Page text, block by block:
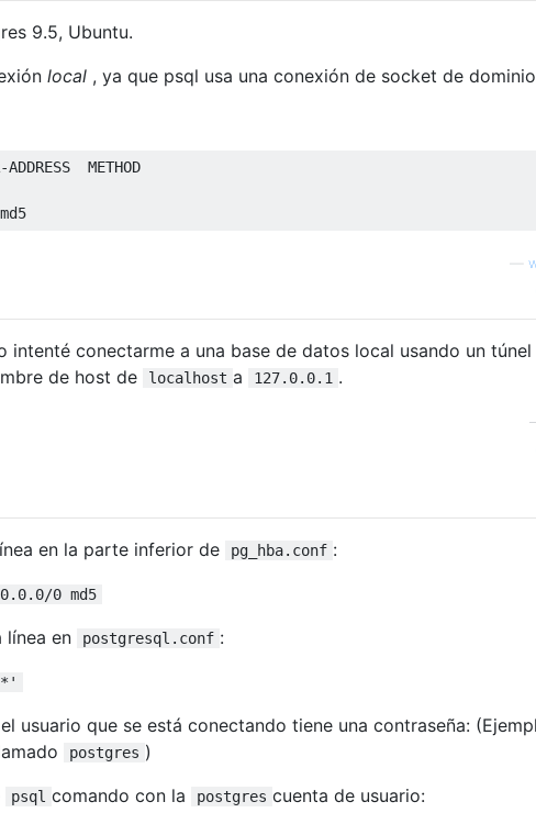
9.5, Ubuntu.
local , ya que psql usa una conexión de socket de
ADDRESS  METHOD
md5
intenté conectarme a una base de datos local usando un túnel
de host de
localhost a 127.0.0.1 .
en la parte inferior de pg_hba.conf :
0 md5
línea en postgresql.conf :
el usuario que se está conectando tiene una contraseña:
postgres )
psql comando con la postgres cuenta de usuario: